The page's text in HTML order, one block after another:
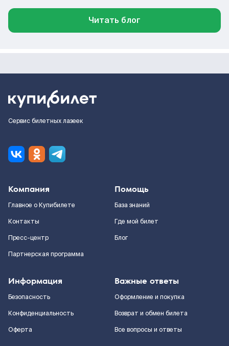
Читать блог
Сервис билетных лазеек
Компания
Главное о Купибилете
Контакты
Пресс-центр
Партнерская программа
Помощь
База знаний
Где мой билет
Блог
Информация
Безопасность
Конфиденциальность
Оферта
Важные ответы
Оформление и покупка
Возврат и обмен билета
Все вопросы и ответы